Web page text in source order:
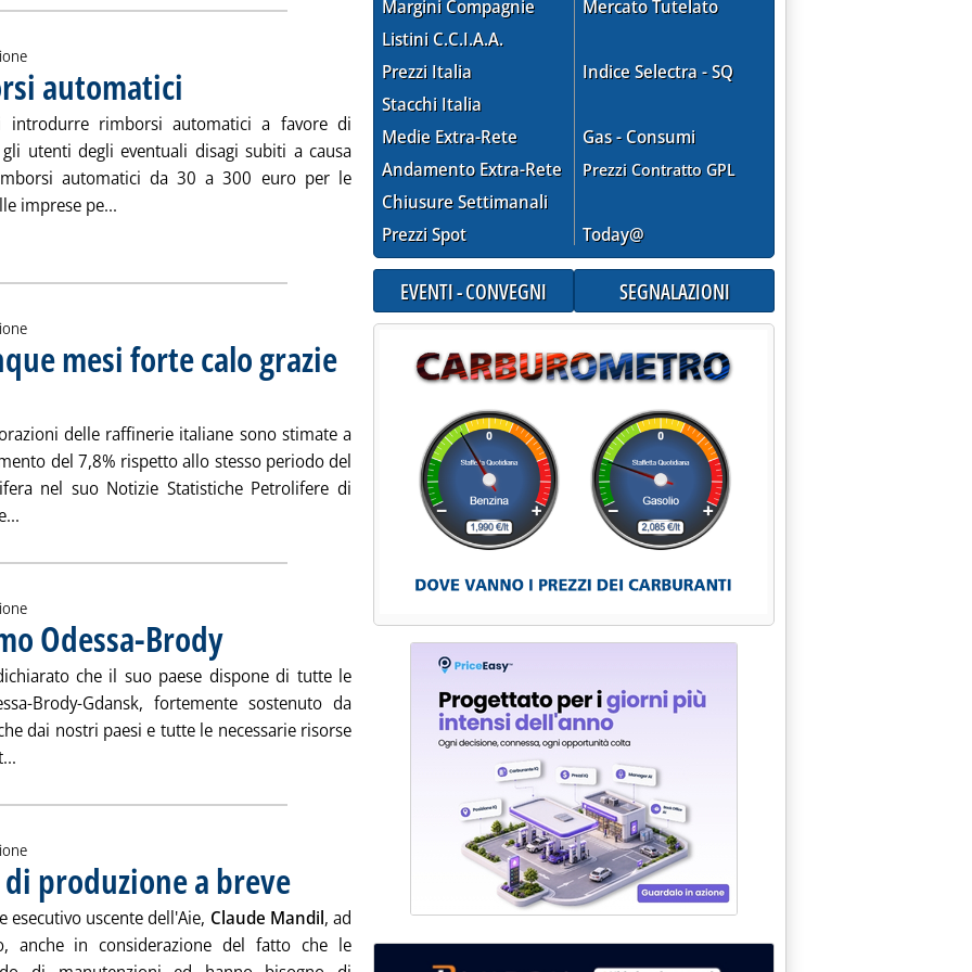
automatici . Pubblicata martedì 17 luglio 2007 alle 15.48.
introdurre rimborsi automatici a favore di
utenti degli eventuali disagi subiti a causa
automatici da 30 a 300 euro per le
imprese pe... Leggi tutta la notizia: 'Blackout, varati rimborsi automatici'
mesi forte calo grazie
delle raffinerie italiane sono stimate a
del 7,8% rispetto allo stesso periodo del
nel suo Notizie Statistiche Petrolifere di
Leggi tutta la notizia: 'Costo Cif, nei primi cinque mesi forte calo grazie all'euro'
Odessa-Brody. Pubblicata lunedì 16 luglio 2007 alle 14.59.
che il suo paese dispone di tutte le
Brody-Gdansk, fortemente sostenuto da
dai nostri paesi e tutte le necessarie risorse
Leggi tutta la notizia: 'Azerbaigian, riforniremo Odessa-Brody'
produzione a breve . Pubblicata giovedì 12 luglio 2007 alle 15.17.
uscente dell'Aie, Claude Mandil, ad
anche in considerazione del fatto che le
Margini Compagnie
Listini C.C.I.A.A.
Prezzi Italia
Stacchi Italia
Medie Extra-Rete
Andamento Extra-Rete
Chiusure Settimanali
Prezzi Spot
Mercato Tutelato
Indice Selectra - SQ
Gas - Consumi
Prezzi Contratto GPL
Today@
EVENTI - CONVEGNI SEGNALAZIONI